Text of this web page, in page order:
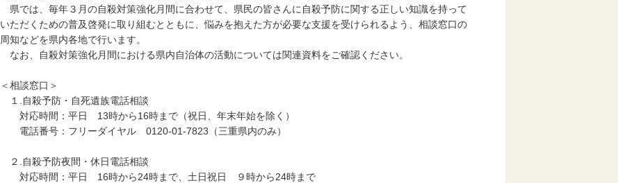
県では、毎年３月の自殺対策強化月間に合わせて、県民の皆さんに自殺予防に関する正しい知識を持って
いただくための普及啓発に取り組むとともに、悩みを抱えた方が必要な支援を受けられるよう、相談窓口の
周知などを県内各地で行います。
なお、自殺対策強化月間における県内自治体の活動については関連資料をご確認ください。
＜相談窓口＞
１.自殺予防・自死遺族電話相談
対応時間：平日 13時から16時まで（祝日、年末年始を除く）
電話番号：フリーダイヤル 0120-01-7823（三重県内のみ）
２.自殺予防夜間・休日電話相談
対応時間：平日 16時から24時まで、土日祝日 ９時から24時まで